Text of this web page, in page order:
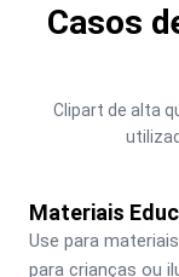
Casos
Clipart de alta
Materiais
Use para
para crianças ou